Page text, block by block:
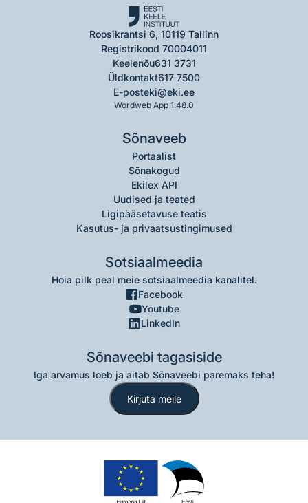
Roosikrantsi 6, 10119 Tallinn
Registrikood 70004011
Keelenõu631 3731
Üldkontakt617 7500
E-posteki@eki.ee
Wordweb App 1.48.0
Sõnaveeb
Portaalist
Sõnakogud
Ekilex API
Uudised ja teated
Ligipääsetavuse teatis
Kasutus- ja privaatsustingimused
Sotsiaalmeedia
Hoia pilk peal meie sotsiaalmeedia kanalitel.
Facebook
Youtube
LinkedIn
Sõnaveebi tagasiside
Iga arvamus loeb ja aitab Sõnaveebi paremaks teha!
Kirjuta meile